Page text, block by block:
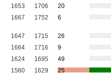
1653 1706
20
1667 1752 6
1647 1715
26
1664 1716
9
1624 1695
49
1560 1629
25